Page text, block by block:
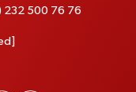
232 500 76 76